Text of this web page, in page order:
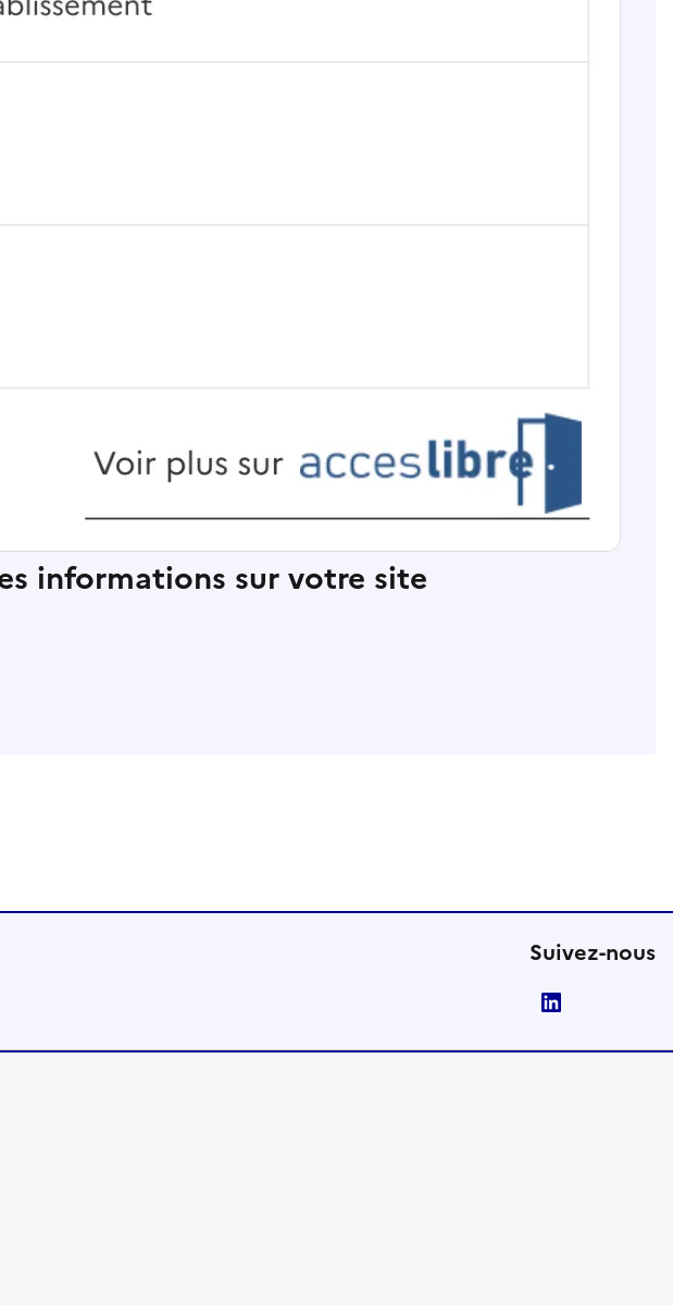
informations sur votre site
Suivez-nous